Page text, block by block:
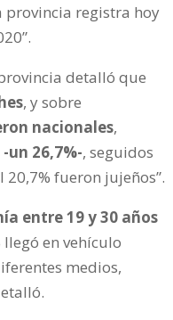
registra hoy
detalló que
, y sobre
nacionales,
un 26,7%-, seguidos
fueron jujeños”.
entre 19 y 30 años
llegó en vehículo
medios,